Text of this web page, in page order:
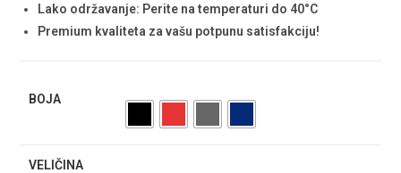
Lako održavanje: Perite na temperaturi do 40°C
Premium kvaliteta za vašu potpunu satisfakciju!
BOJA
VELIČINA